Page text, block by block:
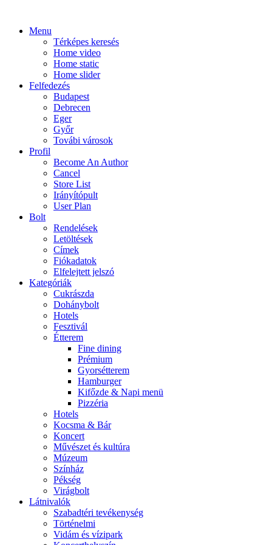
Menu
Térképes keresés
Home video
Home static
Home slider
Felfedezés
Budapest
Debrecen
Eger
Győr
Továbi városok
Profil
Become An Author
Cancel
Store List
Irányítópult
User Plan
Bolt
Rendelések
Letöltések
Címek
Fiókadatok
Elfelejtett jelszó
Kategóriák
Cukrászda
Dohánybolt
Hotels
Fesztivál
Étterem
Fine dining
Prémium
Gyorsétterem
Hamburger
Kifőzde & Napi menü
Pizzéria
Hotels
Kocsma & Bár
Koncert
Művészet és kultúra
Múzeum
Színház
Pékség
Virágbolt
Látnivalók
Szabadtéri tevékenység
Történelmi
Vidám és vízipark